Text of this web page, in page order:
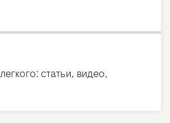
статьи, видео,